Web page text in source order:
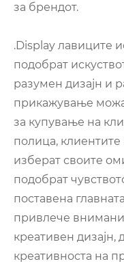
за брендот.
.Display лавиците
подобрат
разумен дизајн и
прикажување
за купување на
полица,
изберат своите
подобрат
поставена
привлече
креативен дизајн,
креативноста на